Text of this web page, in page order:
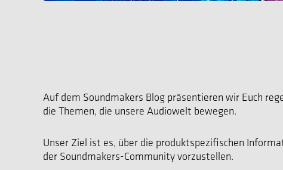
Auf dem Soundmakers Blog präsentieren wir Euch
die Themen, die unsere Audiowelt bewegen.
Unser Ziel ist es, über die produktspezifischen
der Soundmakers-Community vorzustellen.